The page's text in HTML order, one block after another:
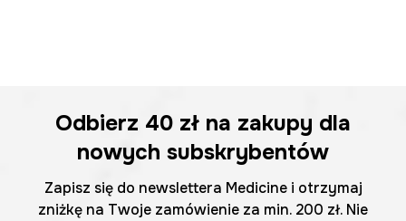
Odbierz 40 zł na zakupy dla
nowych subskrybentów
Zapisz się do newslettera Medicine i otrzymaj
zniżkę na Twoje zamówienie za min. 200 zł. Nie